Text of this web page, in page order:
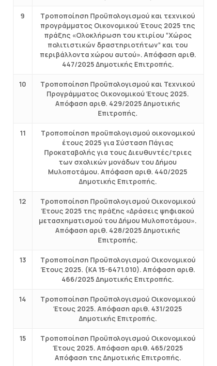
9
Τροποποίηση Προϋπολογισμού και τεχνικού
προγράμματος Οικονομικού Έτους 2025 της
πράξης «Ολοκλήρωση του κτιρίου “Χώρος
πολιτιστικών δραστηριοτήτων” και του
περιβάλλοντα χώρου αυτού». Απόφαση αριθ.
447/2025 Δημοτικής Επιτροπής.
10
Τροποποίηση Προϋπολογισμού και Τεχνικού
Προγράμματος Οικονομικού Έτους 2025.
Απόφαση αριθ. 429/2025 Δημοτικής
Επιτροπής.
11
Τροποποίηση προϋπολογισμού οικονομικού
έτους 2025 για Σύσταση Πάγιας
Προκαταβολής για τους Διευθυντές/τριες
των σχολικών μονάδων του Δήμου
Μυλοποτάμου. Απόφαση αριθ. 440/2025
Δημοτικής Επιτροπής.
12
Τροποποίηση Προϋπολογισμού Οικονομικού
Έτους 2025 της πράξης «Δράσεις ψηφιακού
μετασχηματισμού του Δήμου Μυλοποτάμου».
Απόφαση αριθ. 428/2025 Δημοτικής
Επιτροπής.
13
Τροποποίηση Προϋπολογισμού Οικονομικού
Έτους 2025. (ΚΑ 15-6471.010). Απόφαση αριθ.
466/2025 Δημοτικής Επιτροπής.
14
Τροποποίηση Προϋπολογισμού Οικονομικού
Έτους 2025. Απόφαση αριθ. 431/2025
Δημοτικής Επιτροπής.
15
Τροποποίηση Προϋπολογισμού Οικονομικού
Έτους 2025. Απόφαση αριθ. 465/2025
Απόφαση της Δημοτικής Επιτροπής.